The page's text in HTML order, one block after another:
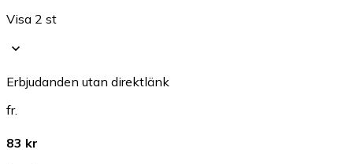
Visa 2 st
Erbjudanden utan direktlänk
fr.
83 kr